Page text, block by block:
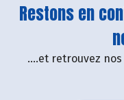
Restons en
....et retrouvez